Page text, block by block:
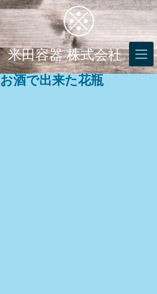
米田容器 株式会社
お酒で出来た花瓶